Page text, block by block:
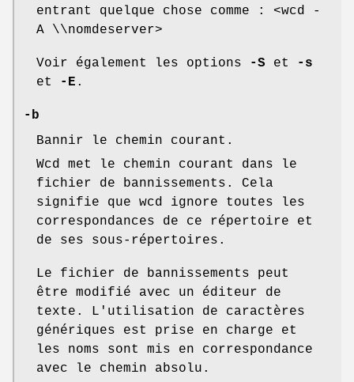
entrant quelque chose comme : <wcd -
A \\nomdeserver>
Voir également les options -S et
-s
et
-E .
-b
Bannir le chemin courant.
Wcd met le chemin courant dans le
fichier de bannissements. Cela
signifie que wcd ignore toutes les
correspondances de ce répertoire et
de ses sous-répertoires.
Le fichier de bannissements peut
être modifié avec un éditeur de
texte. L'utilisation de caractères
génériques est prise en charge et
les noms sont mis en correspondance
avec le chemin absolu.